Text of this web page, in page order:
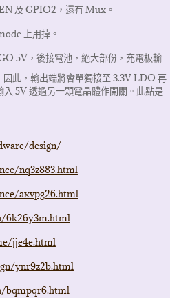
及 GPIO2，還有 Mux。
上用掉。
5V，後接電池，絕大部份，充電板輸
因此，輸出端將會單獨接至 3.3V LDO 再
5V 透過另一顆電晶體作開關。此點是
design/
nq3z883.html
axvpg26.html
6k26y3m.html
jje4e.html
ynr9z2b.html
bqmpqr6.html